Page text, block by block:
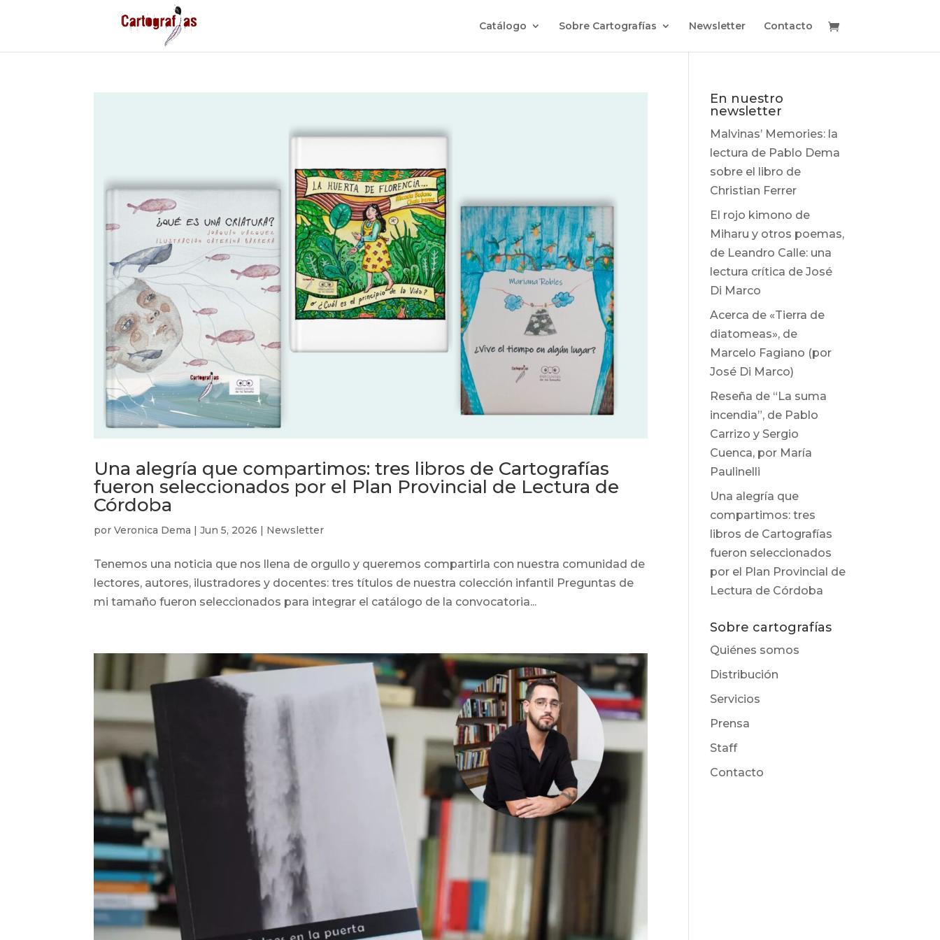
Catálogo Sobre Cartografías Newsletter Contacto
Una alegría que compartimos: tres libros de Cartografías
fueron seleccionados por el Plan Provincial de Lectura de
Córdoba
porVeronica Dema |Jun 5, 2026 | Newsletter
Tenemos una noticia que nos llena de orgullo y queremos compartirla con nuestra comunidad de
lectores, autores, ilustradores y docentes: tres títulos de nuestra colección infantil Preguntas de
mi tamaño fueron seleccionados para integrar el catálogo de la convocatoria...
En nuestro
newsletter
Malvinas’ Memories: la
lectura de Pablo Dema
sobre el libro de
Christian Ferrer
El rojo kimono de
Miharu y otros poemas,
de Leandro Calle: una
lectura crítica de José
Di Marco
Acerca de «Tierra de
diatomeas», de
Marcelo Fagiano (por
José Di Marco)
Reseña de “La suma
incendia”, de Pablo
Carrizo y Sergio
Cuenca, por María
Paulinelli
Una alegría que
compartimos: tres
libros de Cartografías
fueron seleccionados
por el Plan Provincial de
Lectura de Córdoba
Sobre cartografías
Quiénes somos
Distribución
Servicios
Prensa
Staff
Contacto